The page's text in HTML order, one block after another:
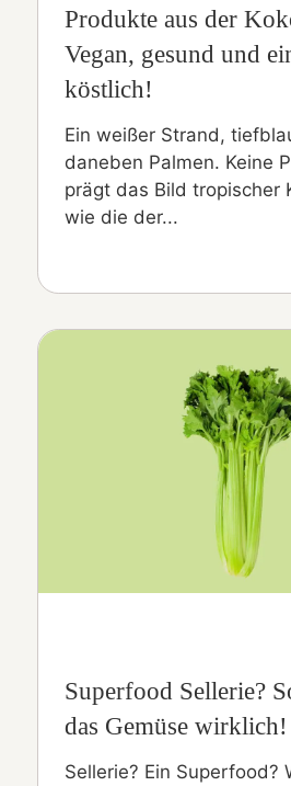
Produkte aus der
Vegan, gesund und
köstlich!
Ein weißer Strand,
daneben Palmen. Keine
prägt das Bild tropischer
wie die der...
Superfood Sellerie?
das Gemüse wirklich!
Sellerie? Ein Superfood?